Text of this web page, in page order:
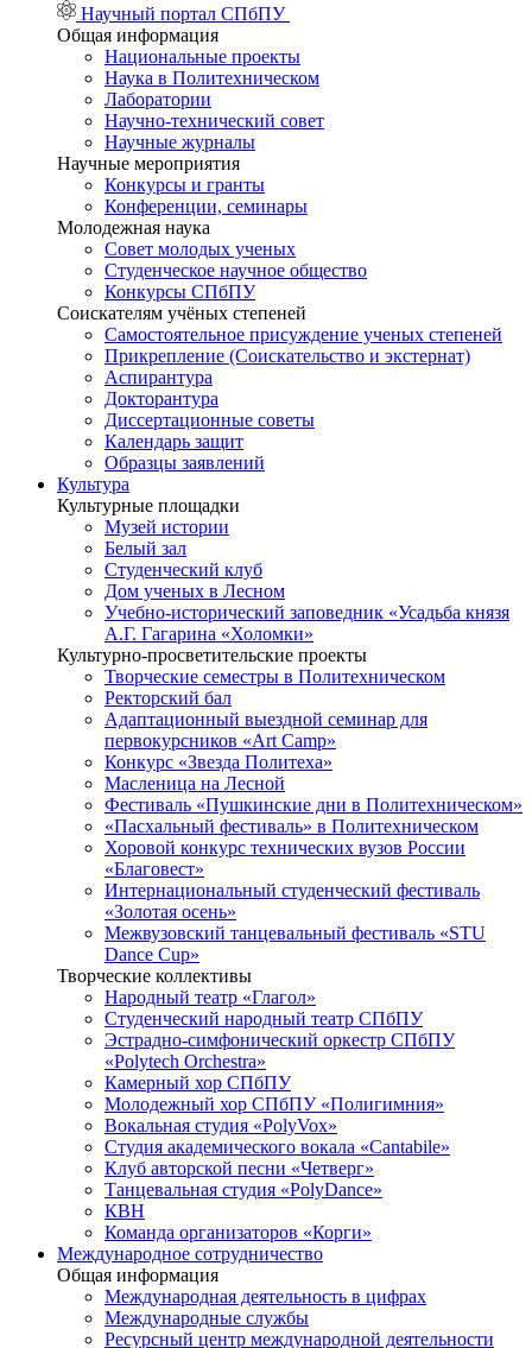
Научный портал СПбПУ
Общая информация
Национальные проекты
Наука в Политехническом
Лаборатории
Научно-технический совет
Научные журналы
Научные мероприятия
Конкурсы и гранты
Конференции, семинары
Молодежная наука
Совет молодых ученых
Студенческое научное общество
Конкурсы СПбПУ
Соискателям учёных степеней
Самостоятельное присуждение ученых степеней
Прикрепление (Соискательство и экстернат)
Аспирантура
Докторантура
Диссертационные советы
Календарь защит
Образцы заявлений
Культура
Культурные площадки
Музей истории
Белый зал
Студенческий клуб
Дом ученых в Лесном
Учебно-исторический заповедник «Усадьба князя
А.Г. Гагарина «Холомки»
Культурно-просветительские проекты
Творческие семестры в Политехническом
Ректорский бал
Адаптационный выездной семинар для
первокурсников «Art Camp»
Конкурс «Звезда Политеха»
Масленица на Лесной
Фестиваль «Пушкинские дни в Политехническом»
«Пасхальный фестиваль» в Политехническом
Хоровой конкурс технических вузов России
«Благовест»
Интернациональный студенческий фестиваль
«Золотая осень»
Межвузовский танцевальный фестиваль «STU
Dance Cup»
Творческие коллективы
Народный театр «Глагол»
Студенческий народный театр СПбПУ
Эстрадно-симфонический оркестр СПбПУ
«Polytech Orchestra»
Камерный хор СПбПУ
Молодежный хор СПбПУ «Полигимния»
Вокальная студия «PolyVox»
Студия академического вокала «Cantabile»
Клуб авторской песни «Четверг»
Танцевальная студия «PolyDance»
КВН
Команда организаторов «Корги»
Международное сотрудничество
Общая информация
Международная деятельность в цифрах
Международные службы
Ресурсный центр международной деятельности